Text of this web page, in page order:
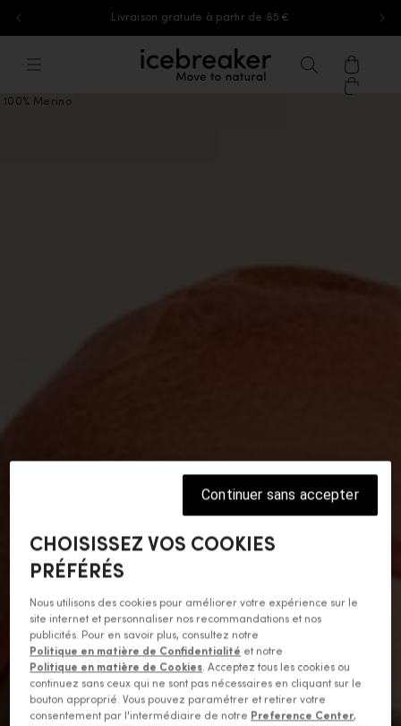
Aller au contenuLivraison gratuite à partir de 85 €
icebreaker®, accéder à la page
Recherche
Panier
100% Merino
CHOISISSEZ VOS COOKIES
PRÉFÉRÉS
Nous utilisons des cookies pour améliorer votre expérience sur le
site internet et personnaliser nos recommandations et nos
publicités. Pour en savoir plus, consultez notre
Politique en matière de Confidentialité et notre
Politique en matière de Cookies. Acceptez tous les cookies ou
continuez sans ceux qui ne sont pas nécessaires en cliquant sur le
bouton approprié. Vous pouvez paramétrer et retirer votre
consentement par l'intermédiaire de notre Preference Center,
Continuer sans accepter